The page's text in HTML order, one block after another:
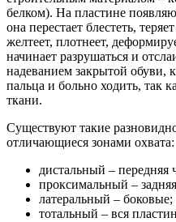
белком). На пластине
она перестает блестеть,
желтеет, плотнеет,
начинает разрушаться и
надеванием закрытой обуви,
пальца и больно ходить, так
ткани.
Существуют такие
отличающиеся зонами охвата:
дистальный – передняя
проксимальный –
латеральный – боковые;
тотальный – вся